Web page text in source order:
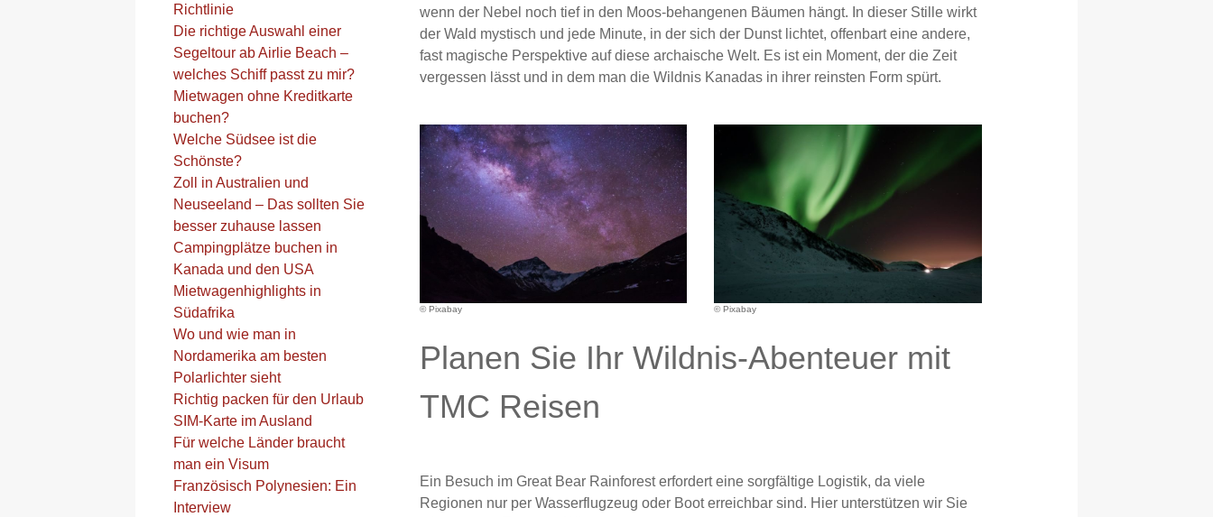
Richtlinie
Die richtige Auswahl einer
Segeltour ab Airlie Beach –
welches Schiff passt zu mir?
Mietwagen ohne Kreditkarte
buchen?
Welche Südsee ist die
Schönste?
Zoll in Australien und
Neuseeland – Das sollten Sie
besser zuhause lassen
Campingplätze buchen in
Kanada und den USA
Mietwagenhighlights in
Südafrika
Wo und wie man in
Nordamerika am besten
Polarlichter sieht
Richtig packen für den Urlaub
SIM-Karte im Ausland
Für welche Länder braucht
man ein Visum
Französisch Polynesien: Ein
Interview
wenn der Nebel noch tief in den Moos-behangenen Bäumen hängt. In dieser Stille wirkt
der Wald mystisch und jede Minute, in der sich der Dunst lichtet, offenbart eine andere,
fast magische Perspektive auf diese archaische Welt. Es ist ein Moment, der die Zeit
vergessen lässt und in dem man die Wildnis Kanadas in ihrer reinsten Form spürt.
© Pixabay © Pixabay
Planen Sie Ihr Wildnis-Abenteuer mit
TMC Reisen
Ein Besuch im Great Bear Rainforest erfordert eine sorgfältige Logistik, da viele
Regionen nur per Wasserflugzeug oder Boot erreichbar sind. Hier unterstützen wir Sie